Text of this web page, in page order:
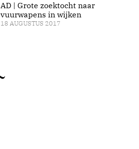
AD | Grote zoektocht naar
vuurwapens in wijken
18 AUGUSTUS 2017